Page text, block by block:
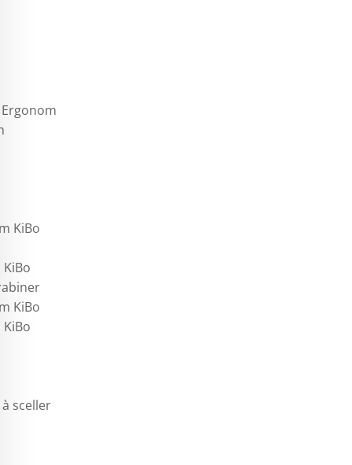
KiBo
KiBo
sceller